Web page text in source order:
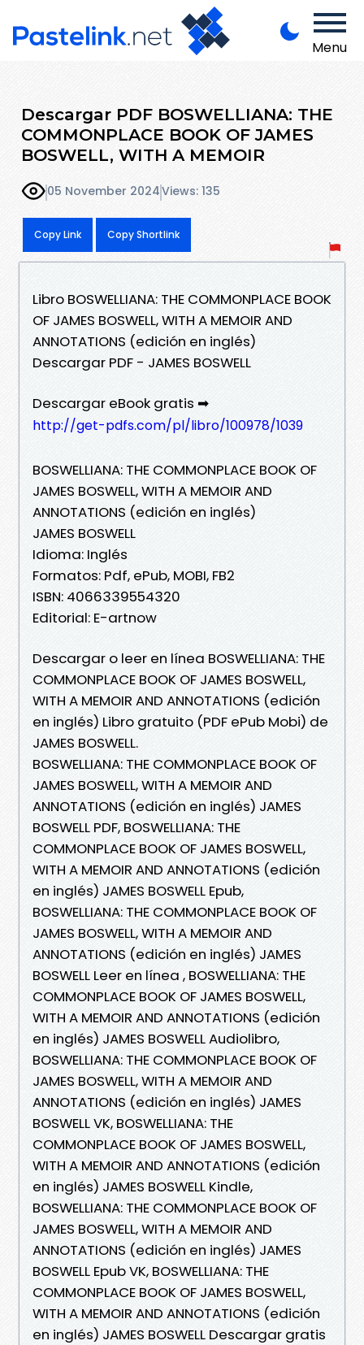
Menu
Descargar PDF BOSWELLIANA: THE
COMMONPLACE BOOK OF JAMES
BOSWELL, WITH A MEMOIR
05 November 2024Views: 135
Copy Link Copy Shortlink
Libro BOSWELLIANA: THE COMMONPLACE BOOK
OF JAMES BOSWELL, WITH A MEMOIR AND
ANNOTATIONS (edición en inglés)
Descargar PDF - JAMES BOSWELL
Descargar eBook gratis ➡
http://get-pdfs.com/pl/libro/100978/1039
BOSWELLIANA: THE COMMONPLACE BOOK OF
JAMES BOSWELL, WITH A MEMOIR AND
ANNOTATIONS (edición en inglés)
JAMES BOSWELL
Idioma: Inglés
Formatos: Pdf, ePub, MOBI, FB2
ISBN: 4066339554320
Editorial: E-artnow
Descargar o leer en línea BOSWELLIANA: THE
COMMONPLACE BOOK OF JAMES BOSWELL,
WITH A MEMOIR AND ANNOTATIONS (edición
en inglés) Libro gratuito (PDF ePub Mobi) de
JAMES BOSWELL.
BOSWELLIANA: THE COMMONPLACE BOOK OF
JAMES BOSWELL, WITH A MEMOIR AND
ANNOTATIONS (edición en inglés) JAMES
BOSWELL PDF, BOSWELLIANA: THE
COMMONPLACE BOOK OF JAMES BOSWELL,
WITH A MEMOIR AND ANNOTATIONS (edición
en inglés) JAMES BOSWELL Epub,
BOSWELLIANA: THE COMMONPLACE BOOK OF
JAMES BOSWELL, WITH A MEMOIR AND
ANNOTATIONS (edición en inglés) JAMES
BOSWELL Leer en línea , BOSWELLIANA: THE
COMMONPLACE BOOK OF JAMES BOSWELL,
WITH A MEMOIR AND ANNOTATIONS (edición
en inglés) JAMES BOSWELL Audiolibro,
BOSWELLIANA: THE COMMONPLACE BOOK OF
JAMES BOSWELL, WITH A MEMOIR AND
ANNOTATIONS (edición en inglés) JAMES
BOSWELL VK, BOSWELLIANA: THE
COMMONPLACE BOOK OF JAMES BOSWELL,
WITH A MEMOIR AND ANNOTATIONS (edición
en inglés) JAMES BOSWELL Kindle,
BOSWELLIANA: THE COMMONPLACE BOOK OF
JAMES BOSWELL, WITH A MEMOIR AND
ANNOTATIONS (edición en inglés) JAMES
BOSWELL Epub VK, BOSWELLIANA: THE
COMMONPLACE BOOK OF JAMES BOSWELL,
WITH A MEMOIR AND ANNOTATIONS (edición
en inglés) JAMES BOSWELL Descargar gratis